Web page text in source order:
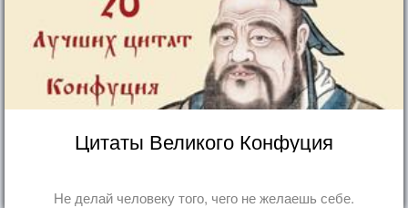
Цитаты Великого Конфуция
Не делай человеку того, чего не желаешь себе.